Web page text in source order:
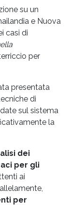
su un
e Nuova
casi di
per
presentata
di
sul sistema
la
dei
per gli
ai
per